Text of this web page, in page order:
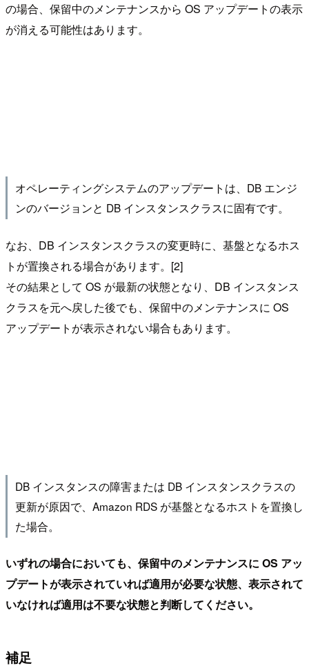
の場合、保留中のメンテナンスから OS アップデートの表示
が消える可能性はあります。
オペレーティングシステムのアップデートは、DB エンジ
ンのバージョンと DB インスタンスクラスに固有です。
なお、DB インスタンスクラスの変更時に、基盤となるホス
トが置換される場合があります。[2]
その結果として OS が最新の状態となり、DB インスタンス
クラスを元へ戻した後でも、保留中のメンテナンスに OS
アップデートが表示されない場合もあります。
DB インスタンスの障害または DB インスタンスクラスの
更新が原因で、Amazon RDS が基盤となるホストを置換し
た場合。
いずれの場合においても、保留中のメンテナンスに OS アッ
プデートが表示されていれば適用が必要な状態、表示されて
いなければ適用は不要な状態と判断してください。
補足